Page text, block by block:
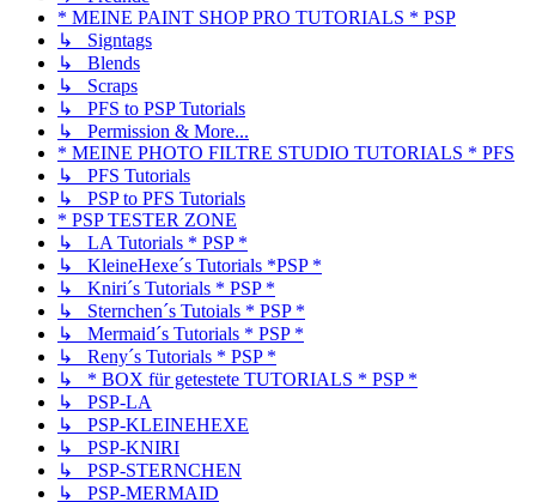
* MEINE PAINT SHOP PRO TUTORIALS * PSP
↳ Signtags
↳ Blends
↳ Scraps
↳ PFS to PSP Tutorials
↳ Permission & More...
* MEINE PHOTO FILTRE STUDIO TUTORIALS * PFS
↳ PFS Tutorials
↳ PSP to PFS Tutorials
* PSP TESTER ZONE
↳ LA Tutorials * PSP *
↳ KleineHexe´s Tutorials *PSP *
↳ Kniri´s Tutorials * PSP *
↳ Sternchen´s Tutoials * PSP *
↳ Mermaid´s Tutorials * PSP *
↳ Reny´s Tutorials * PSP *
↳ * BOX für getestete TUTORIALS * PSP *
↳ PSP-LA
↳ PSP-KLEINEHEXE
↳ PSP-KNIRI
↳ PSP-STERNCHEN
↳ PSP-MERMAID